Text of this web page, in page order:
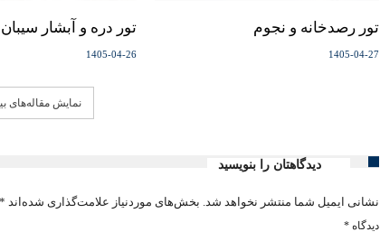
تور رصدخانه و نجوم
1405-04-27
تور دره و آبشار
1405-04-26
نمایش مقاله‌های
دیدگاهتان را بنویسید
نشانی ایمیل شما منتشر نخواهد شد. بخش‌های موردنیاز علامت‌گذاری شده‌اند *
دیدگاه *